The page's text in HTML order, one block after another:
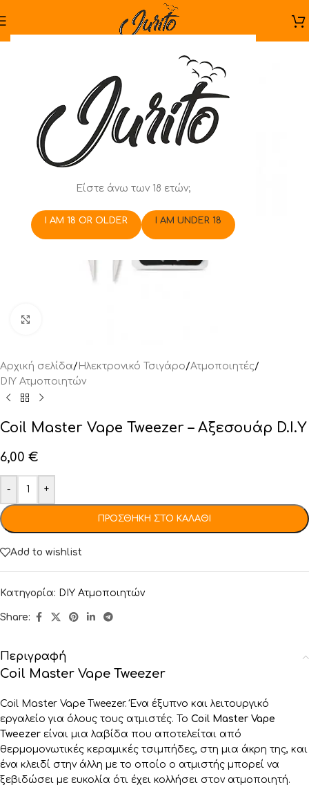
Είστε άνω των 18 ετών;
I AM 18 OR OLDER I AM UNDER 18
Αρχική σελίδα/ Ηλεκτρονικό Τσιγάρο/Ατμοποιητές/
DIY Ατμοποιητών
Coil Master Vape Tweezer – Αξεσουάρ D.I.Y
6,00 €
- +
ΠΡΟΣΘΉΚΗ ΣΤΟ ΚΑΛΆΘΙ
Add to wishlist
Κατηγορία: DIY Ατμοποιητών
Share:
Περιγραφή
Coil Master Vape Tweezer
Coil Master Vape Tweezer. Ένα έξυπνο και λειτουργικό
εργαλείο για όλους τους ατμιστές. Το Coil Master Vape
Tweezer είναι μια λαβίδα που αποτελείται από
θερμομονωτικές κεραμικές τσιμπήδες, στη μια άκρη της, και
ένα κλειδί στην άλλη με το οποίο ο ατμιστής μπορεί να
ξεβιδώσει με ευκολία ότι έχει κολλήσει στον ατμοποιητή.